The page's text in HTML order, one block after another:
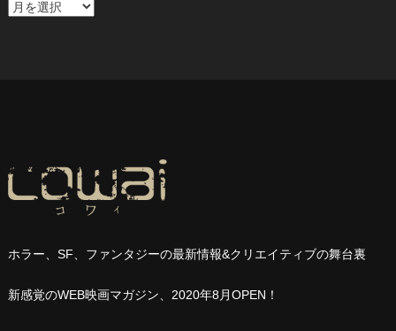
ア
ホラー、SF、ファンタジーの最新情報&クリエイティブの舞台裏
新感覚のWEB映画マガジン、2020年8月OPEN ！